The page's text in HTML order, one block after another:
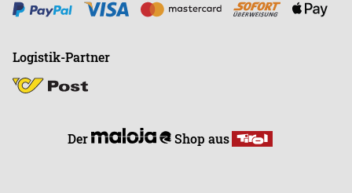
Logistik-Partner
Der Shop aus